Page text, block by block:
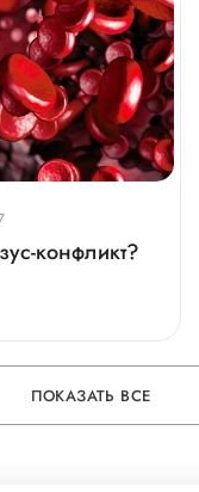
конфликт?
ПОКАЗАТЬ ВСЕ